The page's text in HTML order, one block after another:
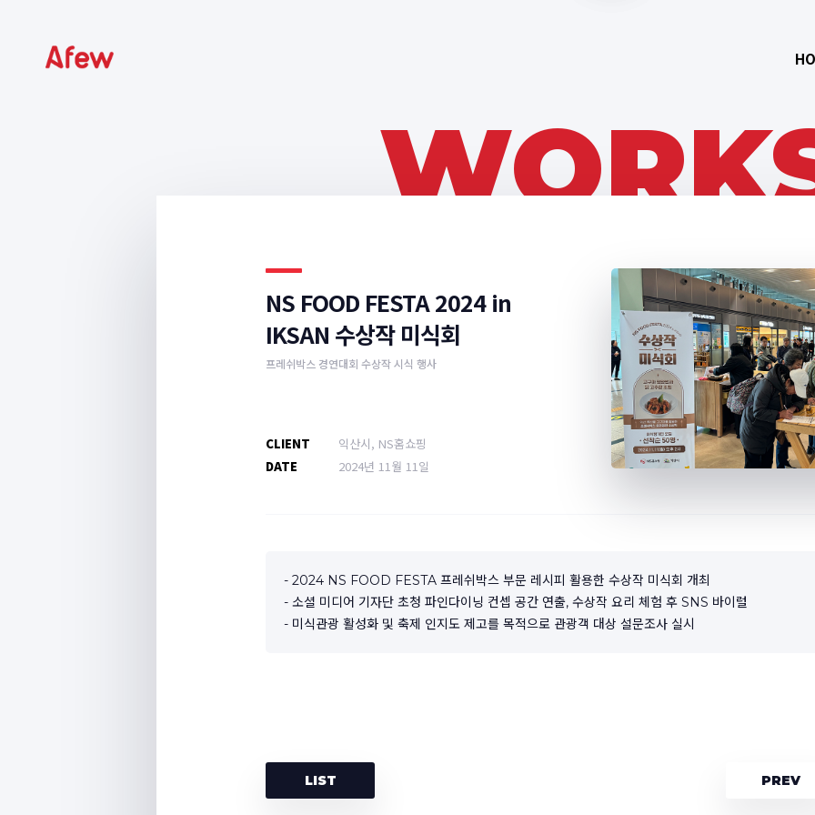
NS FOOD FESTA 2024 in
IKSAN 수상작 미식회
프레쉬박스 경연대회 수상작 시식 행사
CLIENT
익산시, NS홈쇼핑
DATE
2024년 11월 11일
- 2024 NS FOOD FESTA 프레쉬박스 부문 레시피 활용한 수상작 미식회 개최
- 소셜 미디어 기자단 초청 파인다이닝 컨셉 공간 연출, 수상작 요리 체험 후 SNS 바이럴
- 미식관광 활성화 및 축제 인지도 제고를 목적으로 관광객 대상 설문조사 실시
LIST PREV